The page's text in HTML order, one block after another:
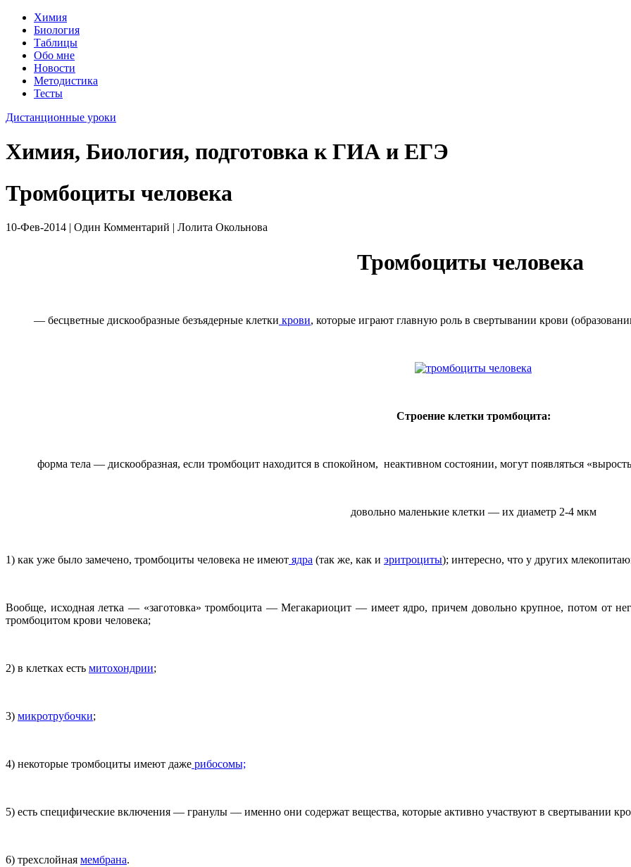
Химия
Биология
Таблицы
Обо мне
Новости
Методистика
Тесты
Дистанционные уроки
Химия, Биология, подготовка к ГИА и ЕГЭ
Тромбоциты человека
10-Фев-2014 | Один Комментарий | Лолита Окольнова
Тромбоциты человека
— бесцветные дискообразные безъядерные клетки крови, которые играют главную роль в свертывании крови
Строение клетки тромбоцита:
форма тела — дискообразная, если тромбоцит находится в спокойном, неактивном состоянии, могут появляться
довольно маленькие клетки — их диаметр 2-4 мкм
1) как уже было замечено, тромбоциты человека не имеют ядра (так же, как и эритроциты); интересно, что у других
Вообще, исходная летка — «заготовка» тромбоцита — Мегакариоцит — имеет ядро, причем довольно крупное, потом от
тромбоцитом крови человека;
2) в клетках есть митохондрии;
3) микротрубочки;
4) некоторые тромбоциты имеют даже рибосомы;
5) есть специфические включения — гранулы — именно они содержат вещества, которые активно участвуют в свертывании
6) трехслойная мембрана.